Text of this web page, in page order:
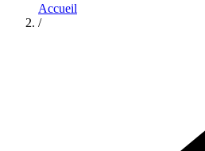
Accueil
/